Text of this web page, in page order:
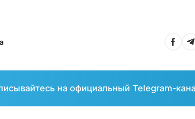
на официальный Telegram-